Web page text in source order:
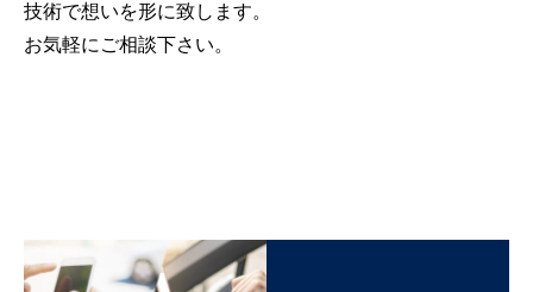
技術で想いを形に致します。
お気軽にご相談下さい。